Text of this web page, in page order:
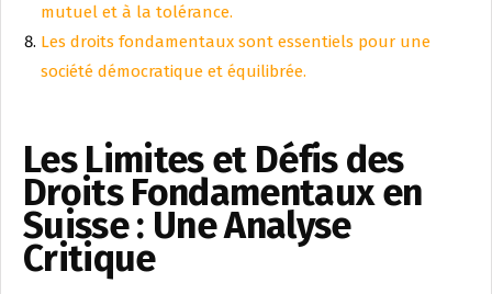
mutuel et à la tolérance.
Les droits fondamentaux sont essentiels pour une
société démocratique et équilibrée.
Les Limites et Défis des
Droits Fondamentaux en
Suisse : Une Analyse
Critique